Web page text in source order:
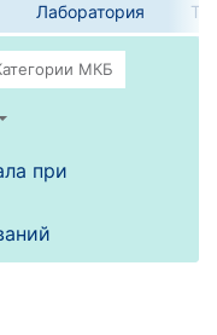
Лаборатория
при